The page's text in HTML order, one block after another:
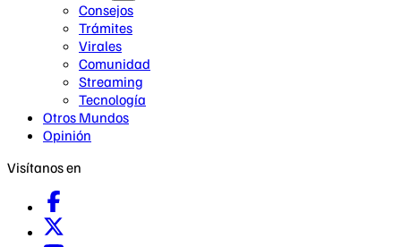
Consejos
Trámites
Virales
Comunidad
Streaming
Tecnología
Otros Mundos
Opinión
Visítanos en